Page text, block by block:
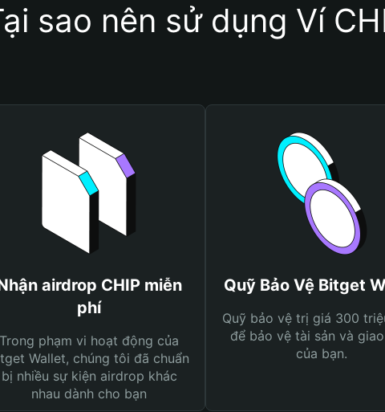
sao nên sử dụng Ví
airdrop CHIP miễn
phí
Trong phạm vi hoạt động của
Wallet, chúng tôi đã chuẩn
bị nhiều sự kiện airdrop khác
nhau dành cho bạn
Quỹ Bảo Vệ Bitget
Quỹ bảo vệ trị giá 300
để bảo vệ tài sản và
của bạn.